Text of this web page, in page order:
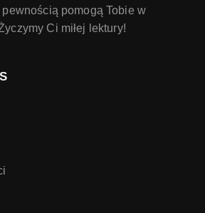
pomogą Tobie w
Ci miłej lektury!